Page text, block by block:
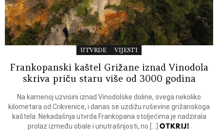
UTVRDE VIJESTI
Frankopanski kaštel Grižane iznad Vinodola
skriva priču staru više od 3000 godina
Na kamenoj uzvisini iznad Vinodolske doline, svega nekoliko
kilometara od Crikvenice, i danas se uzdižu ruševine grižanskoga
kaštela. Nekadašnja utvrda Frankopana stoljećima je nadzirala
prolaz između obale i unutrašnjosti, no […]OTKRIJ!